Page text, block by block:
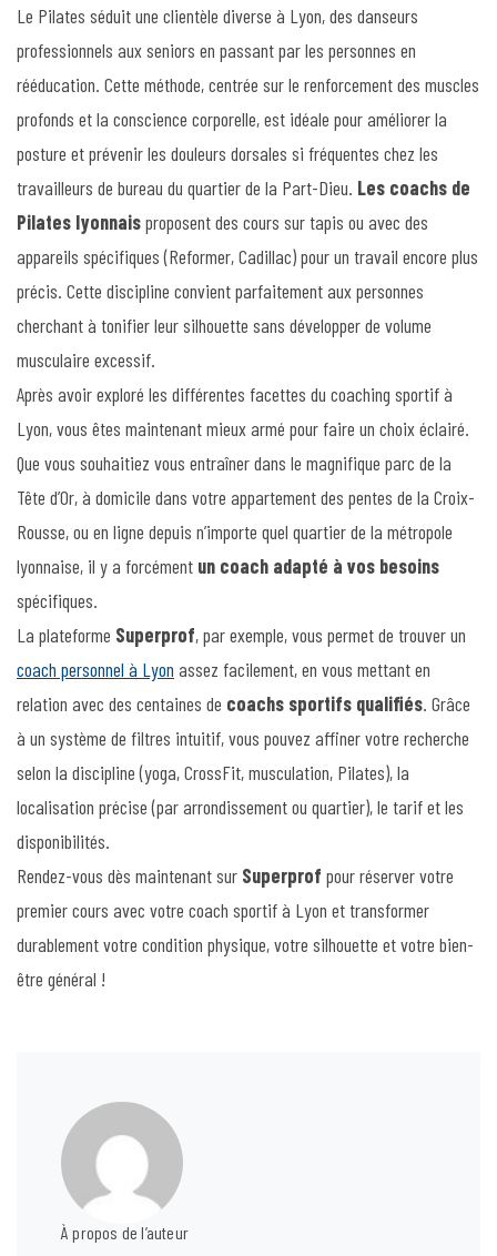
Le Pilates séduit une clientèle diverse à Lyon, des danseurs
professionnels aux seniors en passant par les personnes en
rééducation. Cette méthode, centrée sur le renforcement des muscles
profonds et la conscience corporelle, est idéale pour améliorer la
posture et prévenir les douleurs dorsales si fréquentes chez les
travailleurs de bureau du quartier de la Part-Dieu. Les coachs de
Pilates lyonnaisproposent des cours sur tapis ou avec des
appareils spécifiques (Reformer, Cadillac) pour un travail encore plus
précis. Cette discipline convient parfaitement aux personnes
cherchant à tonifier leur silhouette sans développer de volume
musculaire excessif.
Après avoir exploré les différentes facettes du coaching sportif à
Lyon, vous êtes maintenant mieux armé pour faire un choix éclairé.
Que vous souhaitiez vous entraîner dans le magnifique parc de la
Tête d’Or, à domicile dans votre appartement des pentes de la Croix-
Rousse, ou en ligne depuis n’importe quel quartier de la métropole
lyonnaise, il y a forcément un coach adapté à vos besoins
spécifiques.
La plateforme Superprof, par exemple, vous permet de trouver un
coach personnel à Lyon assez facilement, en vous mettant en
relation avec des centaines de coachs sportifs qualifiés. Grâce
à un système de filtres intuitif, vous pouvez affiner votre recherche
selon la discipline (yoga, CrossFit, musculation, Pilates), la
localisation précise (par arrondissement ou quartier), le tarif et les
disponibilités.
Rendez-vous dès maintenant sur Superprof pour réserver votre
premier cours avec votre coach sportif à Lyon et transformer
durablement votre condition physique, votre silhouette et votre bien-
être général !
À propos de l’auteur